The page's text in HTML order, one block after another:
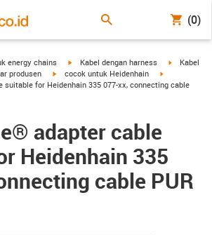
(0)
right
energy chains igus-icon-arrow-right
Kabel dengan harness igus-icon-
Kabel
produsen
igus-icon-arrow-right
cocok untuk Heidenhain
for Heidenhain 335 077-xx, connecting cable
adapter cable
Heidenhain 335
cable PUR